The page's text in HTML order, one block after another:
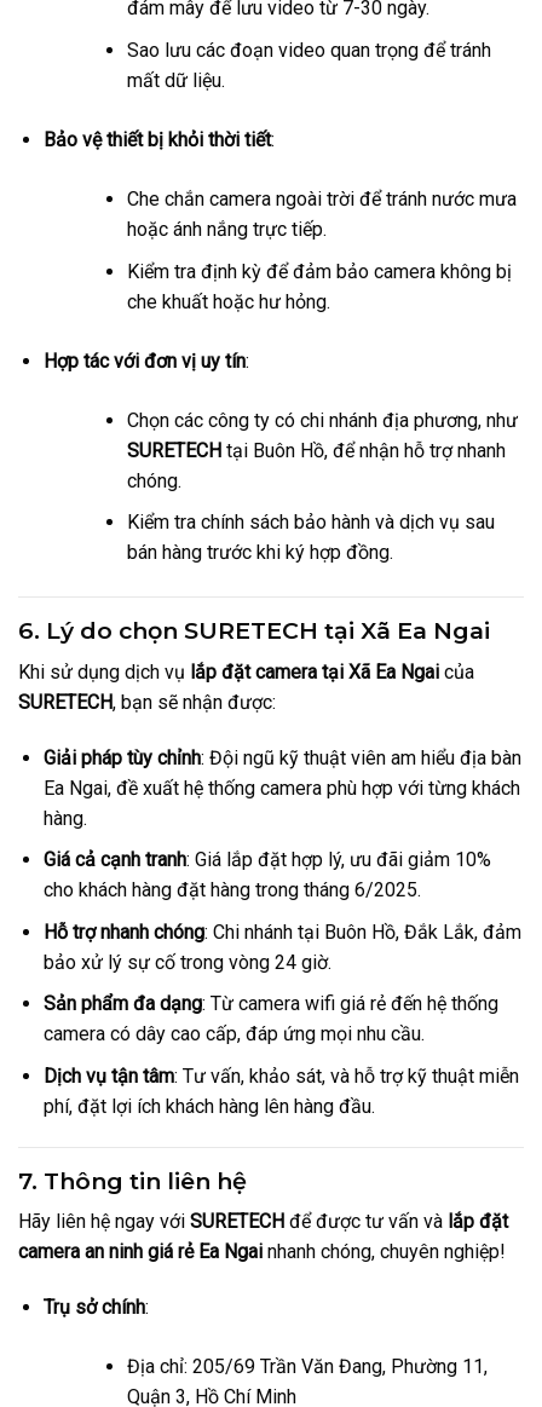
đám mây để lưu video từ 7-30 ngày.
Sao lưu các đoạn video quan trọng để tránh
mất dữ liệu.
Bảo vệ thiết bị khỏi thời tiết:
Che chắn camera ngoài trời để tránh nước mưa
hoặc ánh nắng trực tiếp.
Kiểm tra định kỳ để đảm bảo camera không bị
che khuất hoặc hư hỏng.
Hợp tác với đơn vị uy tín:
Chọn các công ty có chi nhánh địa phương, như
SURETECHtại Buôn Hồ, để nhận hỗ trợ nhanh
chóng.
Kiểm tra chính sách bảo hành và dịch vụ sau
bán hàng trước khi ký hợp đồng.
6. Lý do chọn SURETECH tại Xã Ea Ngai
Khi sử dụng dịch vụ lắp đặt camera tại Xã Ea Ngai của
SURETECH, bạn sẽ nhận được:
Giải pháp tùy chỉnh: Đội ngũ kỹ thuật viên am hiểu địa bàn
Ea Ngai, đề xuất hệ thống camera phù hợp với từng khách
hàng.
Giá cả cạnh tranh: Giá lắp đặt hợp lý, ưu đãi giảm 10%
cho khách hàng đặt hàng trong tháng 6/2025.
Hỗ trợ nhanh chóng: Chi nhánh tại Buôn Hồ, Đắk Lắk, đảm
bảo xử lý sự cố trong vòng 24 giờ.
Sản phẩm đa dạng: Từ camera wifi giá rẻ đến hệ thống
camera có dây cao cấp, đáp ứng mọi nhu cầu.
Dịch vụ tận tâm: Tư vấn, khảo sát, và hỗ trợ kỹ thuật miễn
phí, đặt lợi ích khách hàng lên hàng đầu.
7. Thông tin liên hệ
Hãy liên hệ ngay với SURETECH để được tư vấn và lắp đặt
camera an ninh giá rẻ Ea Ngai nhanh chóng, chuyên nghiệp!
Trụ sở chính:
Địa chỉ: 205/69 Trần Văn Đang, Phường 11,
Quận 3, Hồ Chí Minh